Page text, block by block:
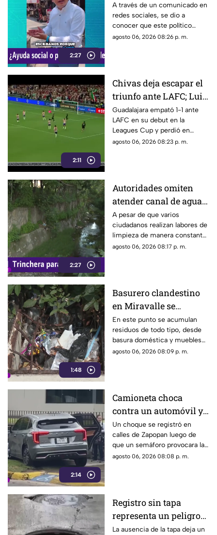
2:27
nueva estrategia para
ayudar algunas
familias
A través de un comunicado en
redes sociales, se dio a
conocer que este político
presuntamente busca ayudar a
agosto 06, 2026 08:26 p. m.
2:11
Chivas deja escapar el
triunfo ante LAFC; Luis
Romo es señalado por
su cobro en penales
Guadalajara empató 1-1 ante
LAFC en su debut en la
Leagues Cup y perdió en
penales; Luis Romo fue
agosto 06, 2026 08:23 p. m.
2:27
Autoridades omiten
atender canal de agua
contaminado en
Tonalá
A pesar de que varios
ciudadanos realizan labores de
limpieza de manera constante
en la zona, algunas personas
agosto 06, 2026 08:17 p. m.
1:48
Basurero clandestino
en Miravalle se
convierte en un foco de
infección por
acumulación de
residuos.
En este punto se acumulan
residuos de todo tipo, desde
basura doméstica y muebles
viejos hasta animales muertos,
condiciones insalubres del
lugar.
agosto 06, 2026 08:09 p. m.
2:14
Camioneta choca
contra un automóvil y
termina sobre la
banqueta
Un choque se registró en
calles de Zapopan luego de
que un semáforo provocara la
colisión entre dos vehículos.
agosto 06, 2026 08:08 p. m.
Registro sin tapa
representa un peligro
en avenida Miguel
La ausencia de la tapa deja un